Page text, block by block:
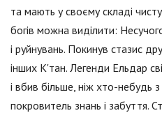
та мають у своєму складі
богів можна виділити:
і руйнувань. Покинув стазис
інших К'тан. Легенди Ельдар
і вбив більше, ніж хто-
покровитель знань і забуття.